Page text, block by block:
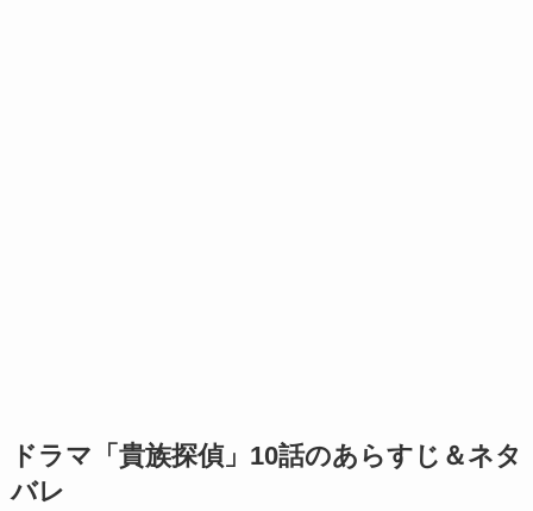
ドラマ「貴族探偵」10話のあらすじ＆ネタ
バレ